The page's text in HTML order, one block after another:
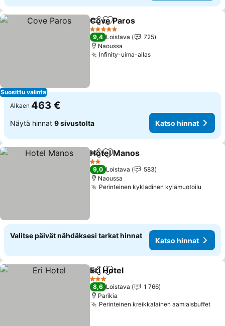
Suosittu valinta
Jaa Lisää suosikkeihin
Cove Paros
5 Tähtiluokitus
9,4 Loistava
725
Naoussa
Infinity-uima-allas
Alkaen 463 €
Näytä hinnat 9 sivustolta Katso hinnat
Jaa Lisää suosikkeihin
Hotel Manos
2 Tähtiluokitus
9,0 Loistava
583
Naoussa
Perinteinen kykladinen kylämuotoilu
Valitse päivät nähdäksesi tarkat hinnat
Katso hinnat
Jaa Lisää suosikkeihin
Eri Hotel
3 Tähtiluokitus
8,6 Loistava
1 766
Parikia
Perinteinen kreikkalainen aamiaisbuffet